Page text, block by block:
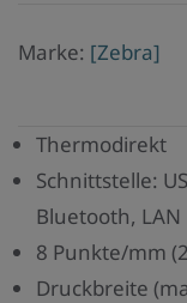
Marke: [Zebra]
Thermodirekt
Schnittstelle:
Bluetooth, LAN
8 Punkte/mm
Druckbreite